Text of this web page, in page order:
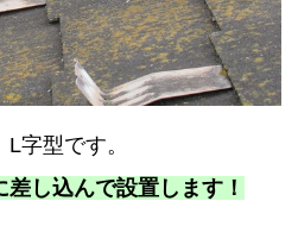
字型です。
し込んで設置します！